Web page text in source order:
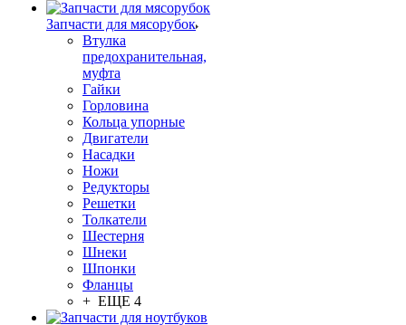
Запчасти для мясорубок
Втулка
предохранительная,
муфта
Гайки
Горловина
Кольца упорные
Двигатели
Насадки
Ножи
Редукторы
Решетки
Толкатели
Шестерня
Шнеки
Шпонки
Фланцы
+ ЕЩЕ 4